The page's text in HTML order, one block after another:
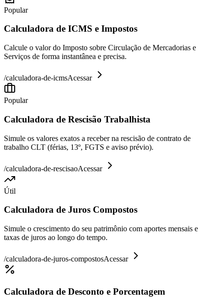
Popular
Calculadora de ICMS e Impostos
Calcule o valor do Imposto sobre Circulação de Mercadorias e
Serviços de forma instantânea e precisa.
/calculadora-de-icmsAcessar
Popular
Calculadora de Rescisão Trabalhista
Simule os valores exatos a receber na rescisão de contrato de
trabalho CLT (férias, 13º, FGTS e aviso prévio).
/calculadora-de-rescisaoAcessar
Útil
Calculadora de Juros Compostos
Simule o crescimento do seu patrimônio com aportes mensais e
taxas de juros ao longo do tempo.
/calculadora-de-juros-compostosAcessar
Calculadora de Desconto e Porcentagem